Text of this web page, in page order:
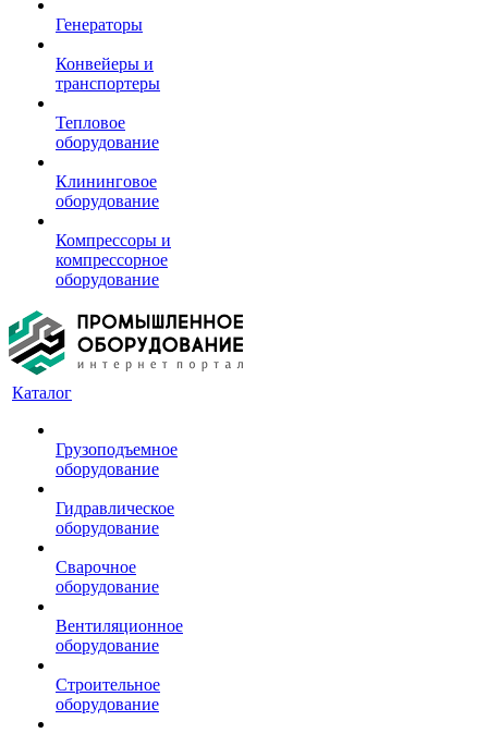
Генераторы
Конвейеры и
транспортеры
Тепловое
оборудование
Клининговое
оборудование
Компрессоры и
компрессорное
оборудование
Каталог
Грузоподъемное
оборудование
Гидравлическое
оборудование
Сварочное
оборудование
Вентиляционное
оборудование
Строительное
оборудование